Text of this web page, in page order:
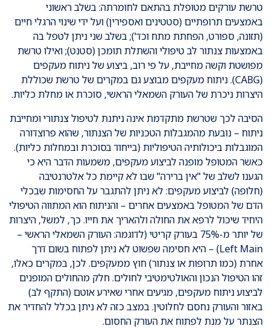
טרשת עורקים מטופלת בהתאם לחומרתה: בשלב ראשוני
באמצעים תרופתיים (סטטינים ואספירין) ועל ידי שינוי הרגלי חיים
(תזונה, ספורט, הפחתת מתח וכד'); בשלב שני ניתן לטפל בה
באמצעות צנתור לב טיפולי והשתלת תומכן (סטנט); ואילו טרשת
מפושטת וקשה מחייבת, על פי רוב, ביצוע של ניתוח מעקפים
(CABG). ניתוח מעקפים מבוצע גם במקרים של טרשת שכוללת
היצרות ניכרת של העורק השמאלי הראשי, סוכרת או מחלת כליות.
הסיבה לכך שטרשת מתקדמת אינה ניתנת לטיפול צנתורי ומחייבת
ניתוח – נובעת מהמגבלות הטכניות של הצנתור, שהוא פרוצדורה
המוגבלות ביכולותיה הטיפוליות (בייחוד בסוכרת ובמחלות כליות).
כאשר המטופל מופנה לביצוע מעקפים, משמעות הדבר היא כי
הגענו לשלב של "אין ברירה" שבו לא קיימת כל אלטרנטיבה
(חלופה) לביצוע מעקפים: לא ניתן להתגבר על החסימות שבכלי
הדם של המטופל באמצעים אחרים – והניתוח הוא המתווה הטיפולי
היחיד שיכול לרפא את החולה ולהאריך את חייו. כך, למשל, היצרות
של יותר מ-75% בעורק קריטי (לדוגמה: העורק השמאלי הראשי –
Left Main) – היא חסימה שפשוט לא ניתן לפתוח בשום דרך
אחרת (כמו תרופות או צנתור) חוץ ממעקפים. לכן, במקרים כאלו,
זהו הטיפול הנכון והאולטימטיבי לחולים. חלק מהחולים המופנים
לביצוע ניתוח מעקפים, מגיעים אחרי שאירע אוטם (התקף לב)
באזור והעורק נחסם לחלוטין. במצב כזה לא ניתן בכלל להחדיר את
הצנתר על מנת לפתוח את העורק החסום.